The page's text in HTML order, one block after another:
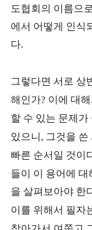
도협회의 이름으
에서 어떻게 인식
다.
그렇다면 서로 상
해인가? 이에 대
할 수 있는 문제가
있으니, 그것을
빠른 순서일 것이
들이 이 용어에
을 살펴보아야 한
이를 위해서 필자